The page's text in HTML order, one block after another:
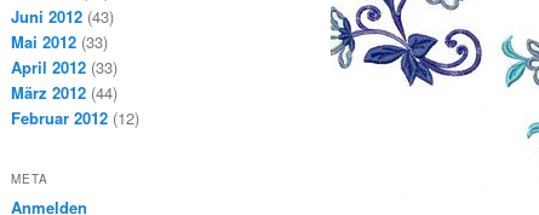
Juni 2012 (43)
Mai 2012 (33)
April 2012 (33)
März 2012 (44)
Februar 2012 (12)
META
Anmelden